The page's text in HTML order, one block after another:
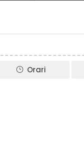
Orari